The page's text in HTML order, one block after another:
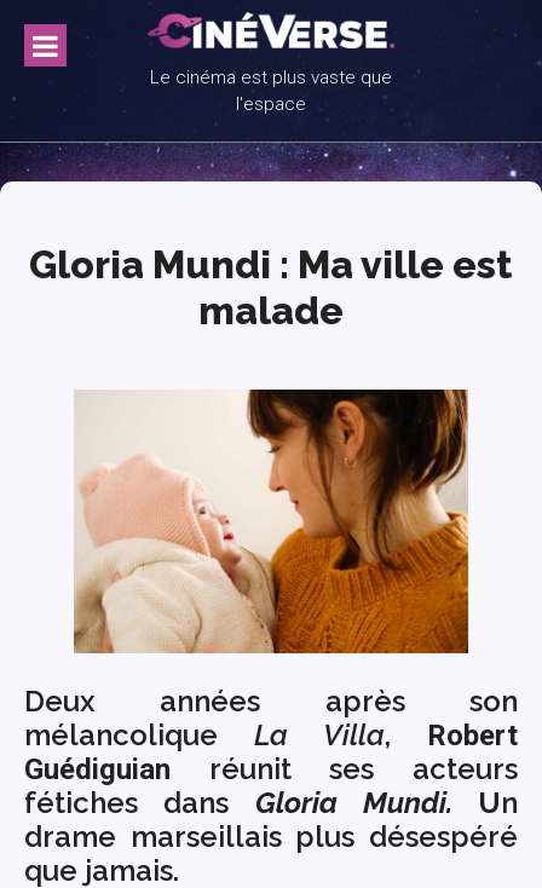
content
Le cinéma est plus vaste que
l'espace
Gloria Mundi : Ma ville est
malade
Deux années après son
mélancolique La Villa, Robert
Guédiguian réunit ses acteurs
fétiches dans Gloria Mundi. Un
drame marseillais plus désespéré
que jamais.